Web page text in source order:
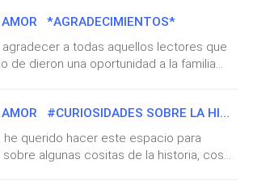
AMOR *AGRADECIMIENTOS*
a todas aquellos lectores que
de dieron una oportunidad a la familia
han brindado, por mantenerse allí, aún
se tornaron lentas.Gracias a
a los que iniciaron con esta
se engancharon cuando ya estaba
HUELLAS DE UN AMOR #CURIOSIDADES SOBRE LA HISTORIA#
he querido hacer este espacio para
algunas cositas de la historia, cosas